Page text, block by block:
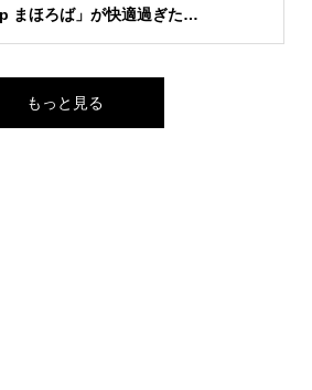
まほろば」が快適過ぎた…
もっと見る